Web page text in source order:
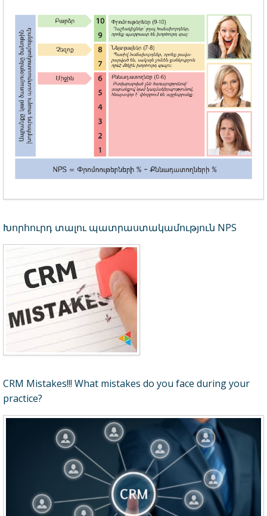
Խորհուրդ տալու պատրաստակամություն NPS
CRM Mistakes!!! What mistakes do you face during your
practice?